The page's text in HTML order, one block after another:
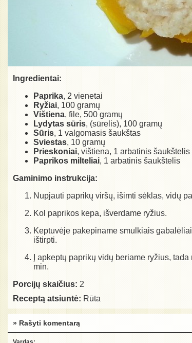
Ingredientai:
Paprika, 2 vienetai
Ryžiai, 100 gramų
Vištiena, file, 500 gramų
Lydytas sūris, (sūrelis), 100 gramų
Sūris, 1 valgomasis šaukštas
Sviestas, 10 gramų
Prieskoniai, vištiena, 1 arbatinis šaukštelis
Paprikos milteliai, 1 arbatinis šaukštelis
Gaminimo instrukcija:
Nupjauti paprikų viršų, išimti sėklas, vidų
Kol paprikos kepa, išverdame ryžius.
Keptuvėje pakepiname smulkiais
ištirpti.
Į apkeptų paprikų vidų beriame ryžius,
min.
Porcijų skaičius: 2
Receptą atsiuntė: Rūta
» Rašyti komentarą